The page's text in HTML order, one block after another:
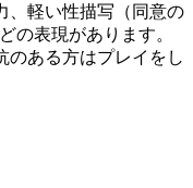
、軽い性描写（同意の
の表現があります。
のある方はプレイをし